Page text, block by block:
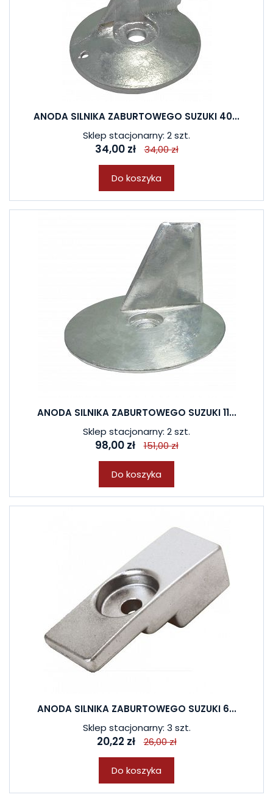
ANODA SILNIKA ZABURTOWEGO SUZUKI 40...
Sklep stacjonarny: 2 szt.
34,00 zł 34,00 zł
Do koszyka
ANODA SILNIKA ZABURTOWEGO SUZUKI 11...
Sklep stacjonarny: 2 szt.
98,00 zł 151,00 zł
Do koszyka
ANODA SILNIKA ZABURTOWEGO SUZUKI 6...
Sklep stacjonarny: 3 szt.
20,22 zł 26,00 zł
Do koszyka